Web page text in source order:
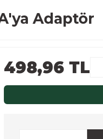
Adaptör
498,96 TL